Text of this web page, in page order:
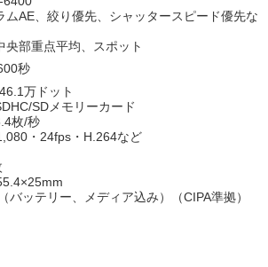
ムAE、絞り優先、シャッタースピード優先な
央部重点平均、スポット
秒
万ドット
SDメモリーカード
枚/秒
・24fps・H.264など
バッテリー、メディア込み）（CIPA準拠）